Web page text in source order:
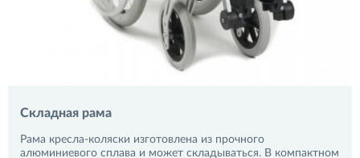
Складная рама
Рама кресла-коляски изготовлена из прочного
алюминиевого сплава и может складываться. В компактном